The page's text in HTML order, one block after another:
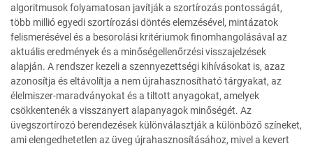
algoritmusok folyamatosan javítják a szortírozás pontosságát,
több millió egyedi szortírozási döntés elemzésével, mintázatok
felismerésével és a besorolási kritériumok finomhangolásával az
aktuális eredmények és a minőségellenőrzési visszajelzések
alapján. A rendszer kezeli a szennyezettségi kihívásokat is, azaz
azonosítja és eltávolítja a nem újrahasznosítható tárgyakat, az
élelmiszer-maradványokat és a tiltott anyagokat, amelyek
csökkentenék a visszanyert alapanyagok minőségét. Az
üvegszortírozó berendezések különválasztják a különböző színeket,
ami elengedhetetlen az üveg újrahasznosításához, mivel a kevert